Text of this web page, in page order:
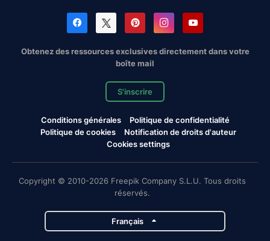
Obtenez des ressources exclusives directement dans votre
boîte mail
S'inscrire
Conditions générales
Politique de confidentialité
Politique de cookies
Notification de droits d'auteur
Cookies settings
Copyright © 2010-2026 Freepik Company S.L.U. Tous droits
réservés.
Français